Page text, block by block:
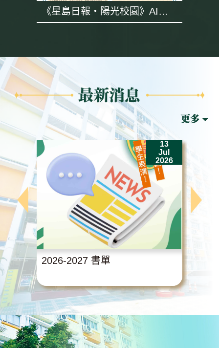
《星島日報・陽光校園》AI專
題採訪
13
Jul
2026
2026-2027 書單